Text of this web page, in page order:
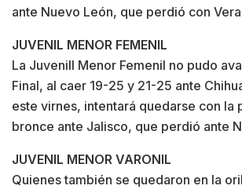
ante Nuevo León, que perdió con
JUVENIL MENOR FEMENIL
La Juvenill Menor Femenil no pudo
Final, al caer 19-25 y 21-25 ante
este virnes, intentará quedarse con la
bronce ante Jalisco, que perdió ante
JUVENIL MENOR VARONIL
Quienes también se quedaron en la